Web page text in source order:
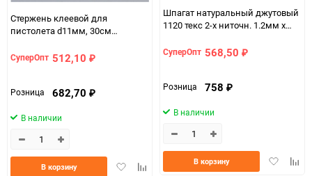
Стержень клеевой для
пистолета d11мм, 30см
СуперОпт 512,10 ₽
Розница 682,70 ₽
В наличии
ДобавитьДобавить
В корзину
Шпагат натуральный джутовый
1120 текс 2-х ниточн. 1.2мм х
СуперОпт 568,50 ₽
Розница 758 ₽
В наличии
Добавить
В корзину